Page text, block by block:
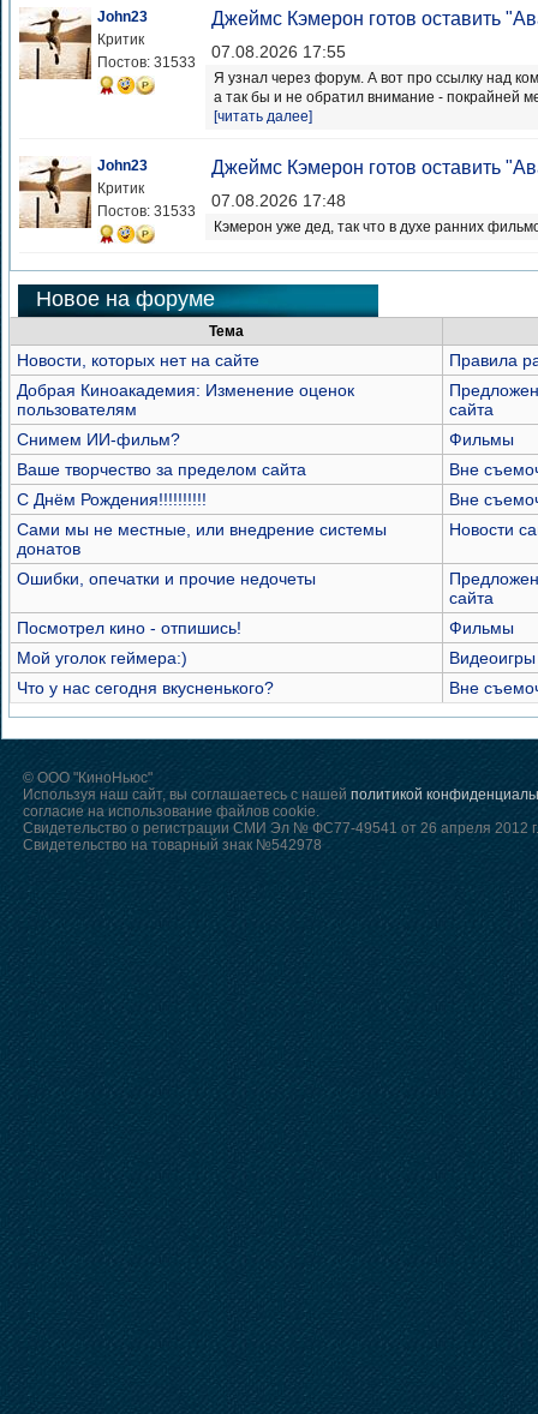
John23
Критик
Постов: 31533
Джеймс Кэмерон готов оставить
07.08.2026 17:55
Я узнал через форум. А вот про ссылку над
а так бы и не обратил внимание - покрайней
[читать далее]
John23
Критик
Постов: 31533
Джеймс Кэмерон готов оставить
07.08.2026 17:48
Кэмерон уже дед, так что в духе ранних
Новое на форуме
Тема
Новости, которых нет на сайте
Правила
Добрая Киноакадемия: Изменение оценок
пользователям
сайта
Снимем ИИ-фильм?
Фильмы
Ваше творчество за пределом сайта
Вне
С Днём Рождения!!!!!!!!!!
Вне
Сами мы не местные, или внедрение системы
донатов
Новости
Ошибки, опечатки и прочие недочеты
сайта
Посмотрел кино - отпишись!
Фильмы
Мой уголок геймера:)
Видеоигры
Что у нас сегодня вкусненького?
Вне
© ООО "КиноНьюс"
Используя наш сайт, вы соглашаетесь с нашей политикой
согласие на использование файлов cookie.
Свидетельство о регистрации СМИ Эл № ФС77-49541 от 26 апреля 2012 г.
Свидетельство на товарный знак №542978